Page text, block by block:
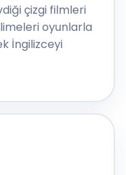
çizgi filmleri
oyunlarla
İngilizceyi